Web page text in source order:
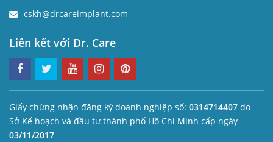
cskh@drcareimplant.com
Liên kết với Dr. Care
Giấy chứng nhận đăng ký doanh nghiệp số: 0314714407 do
Sở Kế hoạch và đầu tư thành phố Hồ Chí Minh cấp ngày
03/11/2017